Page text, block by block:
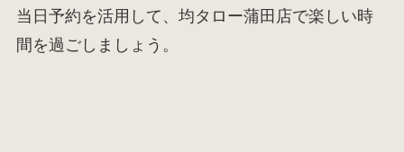
当日予約を活用して、均タロー蒲田店で楽しい時
間を過ごしましょう。